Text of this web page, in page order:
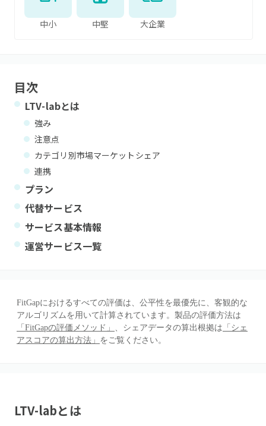
中小 中堅 大企業
目次
LTV-labとは
強み
注意点
カテゴリ別市場マーケットシェア
連携
プラン
代替サービス
サービス基本情報
運営サービス一覧
FitGapにおけるすべての評価は、公平性を最優先に、客観的な
アルゴリズムを用いて計算されています。製品の評価方法は
「FitGapの評価メソッド」 、シェアデータの算出根拠は 「シェ
アスコアの算出方法」 をご覧ください。
LTV-labとは